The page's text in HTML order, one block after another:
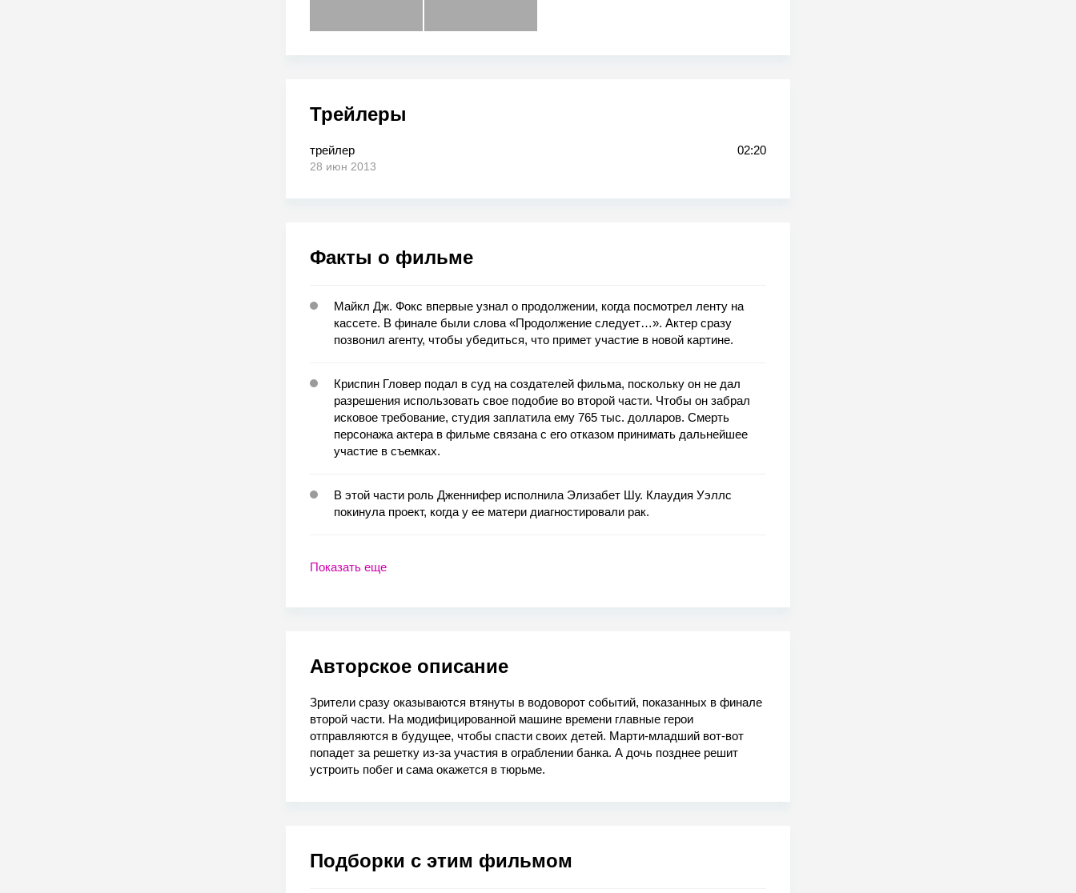
Трейлеры
трейлер
28 июн 2013
02:20
Факты о фильме
Майкл Дж. Фокс впервые узнал о продолжении, когда посмотрел ленту на
кассете. В финале были слова «Продолжение следует…». Актер сразу
позвонил агенту, чтобы убедиться, что примет участие в новой картине.
Криспин Гловер подал в суд на создателей фильма, поскольку он не дал
разрешения использовать свое подобие во второй части. Чтобы он забрал
исковое требование, студия заплатила ему 765 тыс. долларов. Смерть
персонажа актера в фильме связана с его отказом принимать дальнейшее
участие в съемках.
В этой части роль Дженнифер исполнила Элизабет Шу. Клаудия Уэллс
покинула проект, когда у ее матери диагностировали рак.
Показать еще
Авторское описание
Зрители сразу оказываются втянуты в водоворот событий, показанных в финале
второй части. На модифицированной машине времени главные герои
отправляются в будущее, чтобы спасти своих детей. Марти-младший вот-вот
попадет за решетку из-за участия в ограблении банка. А дочь позднее решит
устроить побег и сама окажется в тюрьме.
Подборки с этим фильмом